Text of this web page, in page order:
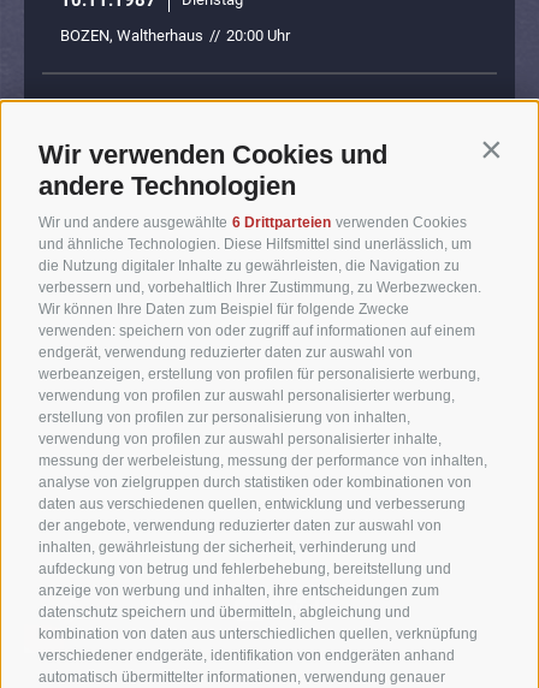
Wir verwenden Cookies und
andere Technologien
Wir und andere ausgewählte 6 Drittparteien verwenden Cookies
und ähnliche Technologien. Diese Hilfsmittel sind unerlässlich, um
die Nutzung digitaler Inhalte zu gewährleisten, die Navigation zu
verbessern und, vorbehaltlich Ihrer Zustimmung, zu Werbezwecken.
Wir können Ihre Daten zum Beispiel für folgende Zwecke
verwenden: speichern von oder zugriff auf informationen auf einem
endgerät, verwendung reduzierter daten zur auswahl von
werbeanzeigen, erstellung von profilen für personalisierte werbung,
verwendung von profilen zur auswahl personalisierter werbung,
erstellung von profilen zur personalisierung von inhalten,
verwendung von profilen zur auswahl personalisierter inhalte,
messung der werbeleistung, messung der performance von inhalten,
analyse von zielgruppen durch statistiken oder kombinationen von
daten aus verschiedenen quellen, entwicklung und verbesserung
der angebote, verwendung reduzierter daten zur auswahl von
inhalten, gewährleistung der sicherheit, verhinderung und
aufdeckung von betrug und fehlerbehebung, bereitstellung und
anzeige von werbung und inhalten, ihre entscheidungen zum
datenschutz speichern und übermitteln, abgleichung und
kombination von daten aus unterschiedlichen quellen, verknüpfung
verschiedener endgeräte, identifikation von endgeräten anhand
automatisch übermittelter informationen, verwendung genauer
BOZEN, Waltherhaus // 20:00 Uhr